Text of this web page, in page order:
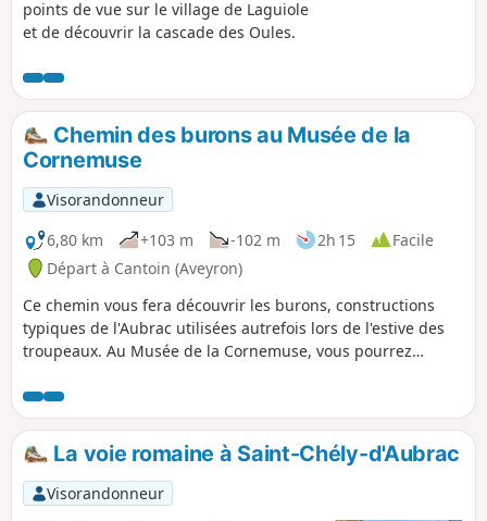
points de vue sur le village de Laguiole
et de découvrir la cascade des Oules.
Chemin des burons au Musée de la
Cornemuse
Visorandonneur
6,80 km
+103 m -102 m 2h 15
Facile
Départ à Cantoin (Aveyron)
Ce chemin vous fera découvrir les burons, constructions
typiques de l'Aubrac utilisées autrefois lors de l'estive des
troupeaux. Au Musée de la Cornemuse, vous pourrez
mondiale de cornemuses. Sur votre parcours, vous pourrez
admirer le Plomb du Cantal, le Puy Mary, l'église de Vines et
son chemin de croix ainsi qu'une vue exceptionnelle sur le
lac de Sarrans.
La voie romaine à Saint-Chély-d'Aubrac
Visorandonneur